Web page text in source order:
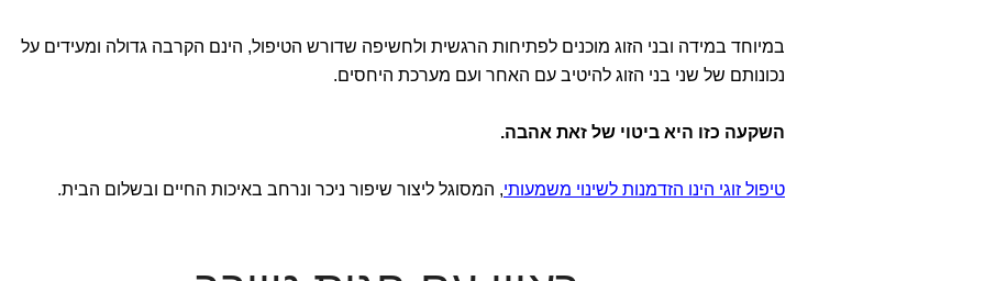
במיוחד במידה ובני הזוג מוכנים לפתיחות הרגשית ולחשיפה שדורש הטיפול, הינם הקרבה גדולה ומעידים על
נכונותם של שני בני הזוג להיטיב עם האחר ועם מערכת היחסים.
השקעה כזו היא ביטוי של זאת אהבה.
טיפול זוגי הינו הזדמנות לשינוי משמעותי, המסוגל ליצור שיפור ניכר ונרחב באיכות החיים ובשלום הבית.